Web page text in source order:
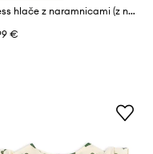
Guess hlače z naramnicami (z nogicami) za dojenčke bombaž z elastanom
€